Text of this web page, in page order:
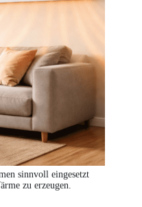
sinnvoll eingesetzt
zu erzeugen.